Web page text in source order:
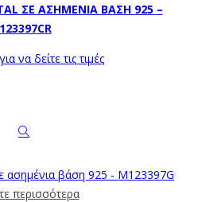
ΣΕ ΑΣΗΜΈΝΙΑ ΒΆΣΗ 925 –
να δείτε τις τιμές
περισσότερα